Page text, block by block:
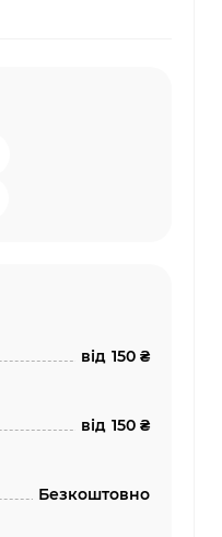
від 150 ₴
від 150 ₴
Безкоштовно